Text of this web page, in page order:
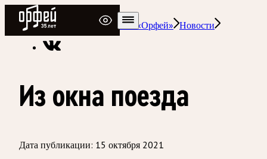
Радио Орфей
Радио классической музыки «Орфей» Новости
Из окна поезда
Дата публикации: 15 октября 2021